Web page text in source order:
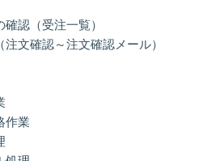
認（受注一覧）
文確認～注文確認メール）
作業